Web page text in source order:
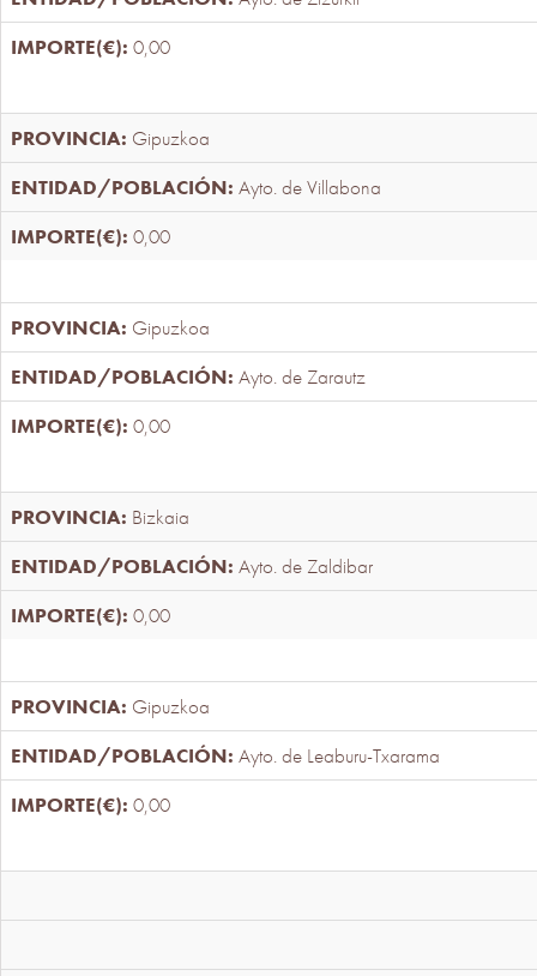
0,00
Gipuzkoa
Ayto. de Villabona
0,00
Gipuzkoa
Ayto. de Zarautz
0,00
Bizkaia
Ayto. de Zaldibar
0,00
Gipuzkoa
Ayto. de Leaburu-Txarama
0,00